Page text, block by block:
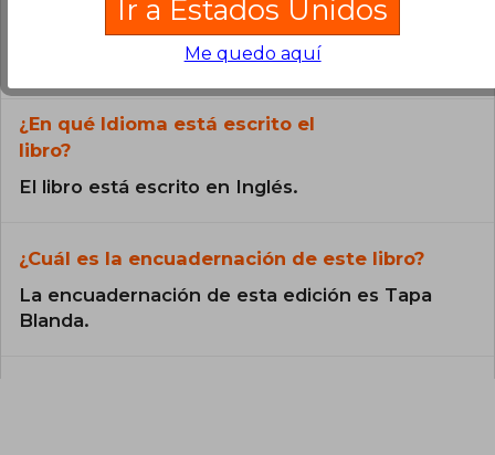
Todos los libros de nuestro
catálogo son Originales.
¿En qué Idioma está escrito el
libro?
El libro está escrito en Inglés.
¿Cuál es la encuadernación de este libro?
La encuadernación de esta edición es Tapa
Blanda.
Ir a Estados Unidos
Me quedo aquí